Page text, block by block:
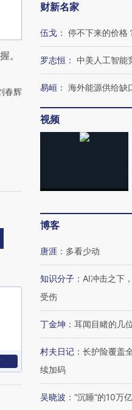
。
春辉
财新名家
伍戈 ： 停不下来的价格
罗志恒 ： 中美人工智能
易峘 ： 海外能源供给缺
视频
博客
唐涯 ： 多看少动
知识分子 ： AI冲击之下
受伤
丁金坤 ： 耳闻目睹的几
村夫日记 ： 长护险覆盖
续加码
吴晓波 ： “沉睡”的10万